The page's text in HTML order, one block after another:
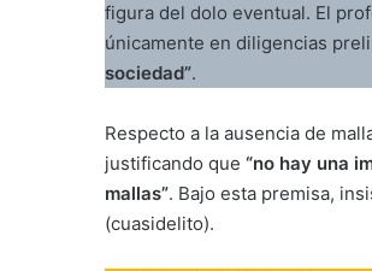
figura del dolo eventual. El
únicamente en diligencias
sociedad”.
Respecto a la ausencia de
justificando que “no hay una
mallas”. Bajo esta premisa,
(cuasidelito).